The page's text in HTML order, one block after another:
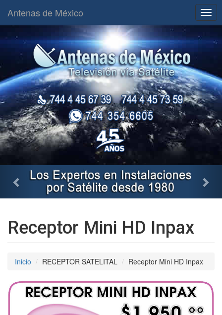
Antenas de México
Receptor Mini HD Inpax
Inicio RECEPTOR SATELITAL Receptor Mini HD Inpax